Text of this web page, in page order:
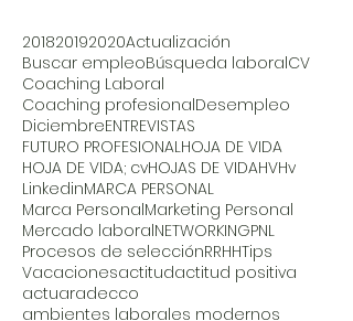
201820192020Actualización
Buscar empleoBúsqueda laboralCV
Coaching Laboral
Coaching profesionalDesempleo
DiciembreENTREVISTAS
FUTURO PROFESIONALHOJA DE VIDA
HOJA DE VIDA; cvHOJAS DE VIDAHVHv
LinkedinMARCA PERSONAL
Marca PersonalMarketing Personal
Mercado laboralNETWORKINGPNL
Procesos de selecciónRRHHTips
Vacacionesactitudactitud positiva
actuaradecco
ambientes laborales modernos